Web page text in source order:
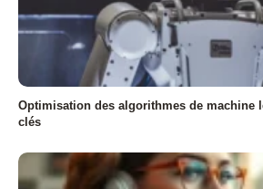
Optimisation des algorithmes de machine
clés